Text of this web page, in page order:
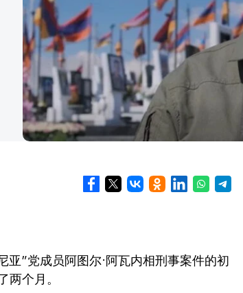
”党成员阿图尔·阿瓦内相刑事案件的初
两个月。